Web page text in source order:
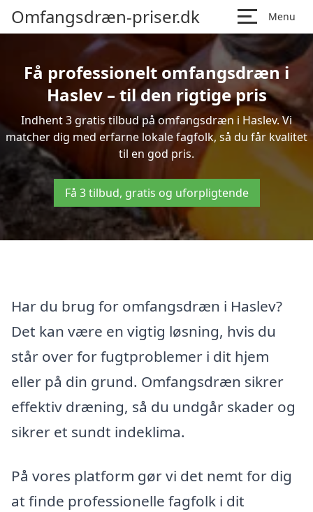
Omfangsdræn-priser.dk Menu
Få professionelt omfangsdræn i
Haslev – til den rigtige pris
Indhent 3 gratis tilbud på omfangsdræn i Haslev. Vi
matcher dig med erfarne lokale fagfolk, så du får kvalitet
til en god pris.
Få 3 tilbud, gratis og uforpligtende
Har du brug for omfangsdræn i Haslev?
Det kan være en vigtig løsning, hvis du
står over for fugtproblemer i dit hjem
eller på din grund. Omfangsdræn sikrer
effektiv dræning, så du undgår skader og
sikrer et sundt indeklima.
På vores platform gør vi det nemt for dig
at finde professionelle fagfolk i dit